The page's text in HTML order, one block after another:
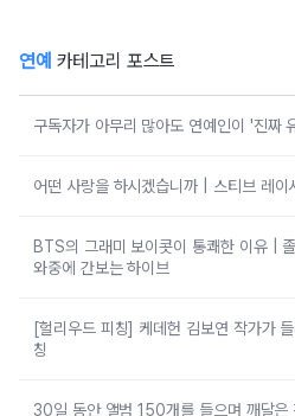
연예 카테고리 포스트
구독자가 아무리 많아도 연예인이 '진짜
어떤 사랑을 하시겠습니까 | 스티브 레이
BTS의 그래미 보이콧이 통쾌한 이유 |
와중에 간보는 하이브
[헐리우드 피칭] 케데헌 김보연 작가가
칭
30일 동안 앨범 150개를 들으며 깨달은